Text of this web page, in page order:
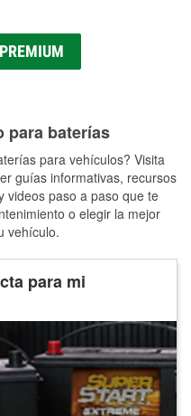
para baterías
para vehículos? Visita
guías informativas, recursos
videos paso a paso que te
o elegir la mejor
vehículo.
para mi